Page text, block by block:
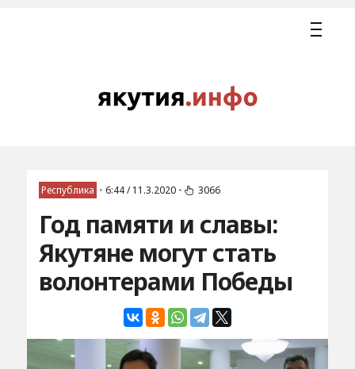
Республика • 6:44 / 11.3.2020 • 3066
Год памяти и славы:
Якутяне могут стать
волонтерами Победы